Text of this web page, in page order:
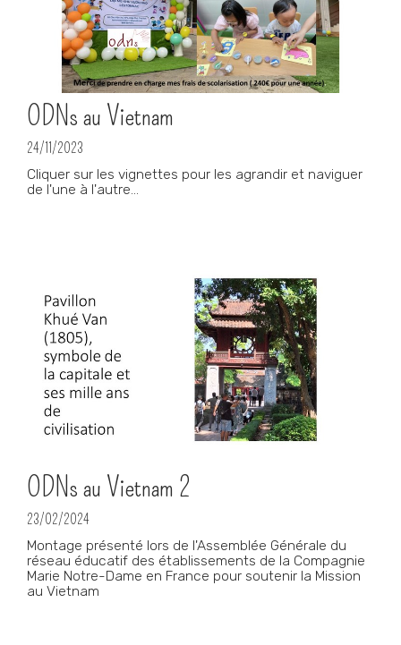
ODNs au Vietnam
24/11/2023
Cliquer sur les vignettes pour les agrandir et naviguer
de l'une à l'autre...
ODNs au Vietnam 2
23/02/2024
Montage présenté lors de l'Assemblée Générale du
réseau éducatif des établissements de la Compagnie
Marie Notre-Dame en France pour soutenir la Mission
au Vietnam